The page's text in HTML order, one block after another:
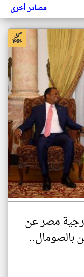
مصادر أخرى
مصر عن
بالصومال..